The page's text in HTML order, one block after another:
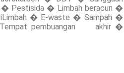
Pestisida � Limbah beracun �
� E-waste � Sampah �
Tempat pembuangan akhir �